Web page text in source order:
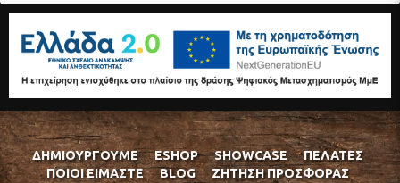
ΔΗΜΙΟΥΡΓΟΎΜΕ ESHOP SHOWCASE
ΠΕΛΆΤΕΣ
ΠΟΙΟΊ ΕΊΜΑΣΤΕ
BLOG
ΖΉΤΗΣΗ ΠΡΟΣΦΟΡΆΣ